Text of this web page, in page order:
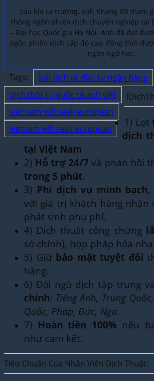
Sau khi ra trường, anh Khang đã tham
thông ngôn phiên dịch chuyên nghiệp tại
– Đại học Quốc gia Hà Nội. Anh đã đạt
ngôn phiên dịch cấp độ cao, đồng thời
ngôn ngữ học.
Tags:
bài dịch về đầu tư ngân hàng
dịch thời sự quốc tế anh việt
viet nam will seek european
vietnam will seek european
1) Lọt
dịch
tại Việt Nam
2) Hỗ trợ 24/7 và phản hồi
trong 5 phút.
3) Phí dịch vụ minh bạch,
với giá trị khách hàng nhận
phát sinh phụ phí.
4) Dịch thuật công chứng
sở chính), hợp pháp hóa
5) Giữ bảo mật tuyệt đối
hàng.
6) Đội ngũ dịch tập trung
chính: Tiếng Anh, Trung
Quốc, Pháp, Đức, Nga.
7) Hoàn tiền 100% nếu
như cam kết.
Tiêu Chuẩn Của Nhân Viên Dịch Thuật: